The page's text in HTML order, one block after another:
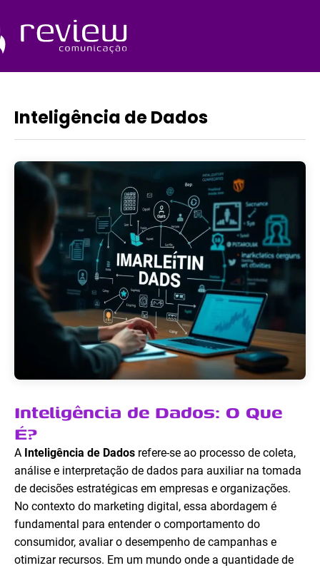
o
conteúdo
Inteligência de Dados
Inteligência de Dados: O Que
É?
A Inteligência de Dados refere-se ao processo de coleta,
análise e interpretação de dados para auxiliar na tomada
de decisões estratégicas em empresas e organizações.
No contexto do marketing digital, essa abordagem é
fundamental para entender o comportamento do
consumidor, avaliar o desempenho de campanhas e
otimizar recursos. Em um mundo onde a quantidade de